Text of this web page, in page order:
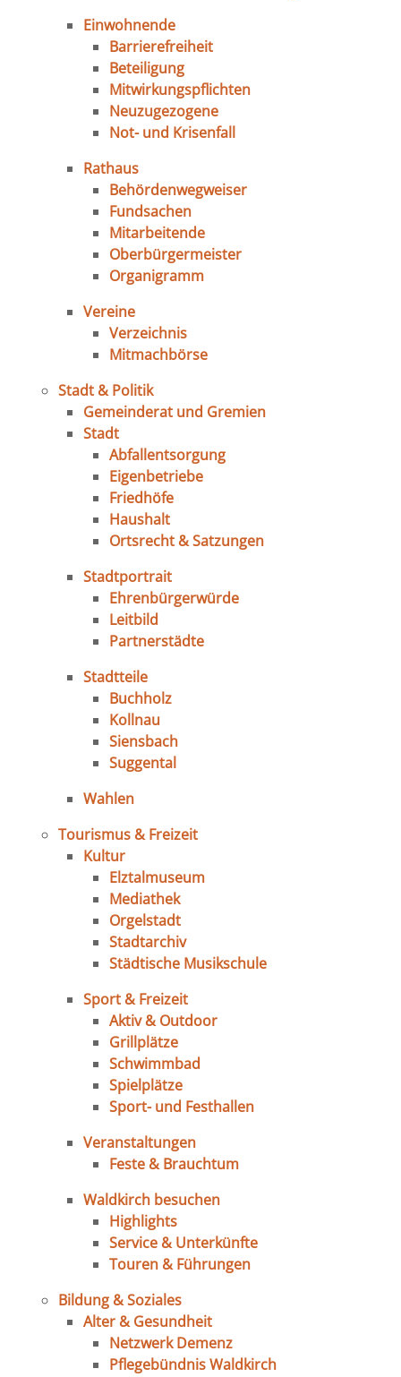
Einwohnende
Barrierefreiheit
Beteiligung
Mitwirkungspflichten
Neuzugezogene
Not- und Krisenfall
Rathaus
Behördenwegweiser
Fundsachen
Mitarbeitende
Oberbürgermeister
Organigramm
Vereine
Verzeichnis
Mitmachbörse
Stadt & Politik
Gemeinderat und Gremien
Stadt
Abfallentsorgung
Eigenbetriebe
Friedhöfe
Haushalt
Ortsrecht & Satzungen
Stadtportrait
Ehrenbürgerwürde
Leitbild
Partnerstädte
Stadtteile
Buchholz
Kollnau
Siensbach
Suggental
Wahlen
Tourismus & Freizeit
Kultur
Elztalmuseum
Mediathek
Orgelstadt
Stadtarchiv
Städtische Musikschule
Sport & Freizeit
Aktiv & Outdoor
Grillplätze
Schwimmbad
Spielplätze
Sport- und Festhallen
Veranstaltungen
Feste & Brauchtum
Waldkirch besuchen
Highlights
Service & Unterkünfte
Touren & Führungen
Bildung & Soziales
Alter & Gesundheit
Netzwerk Demenz
Pflegebündnis Waldkirch